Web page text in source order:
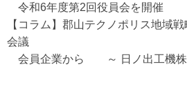
令和6年度第2回役員会を開催
【コラム】郡山テクノポリス地域
会議
会員企業から ～ 日ノ出工機株